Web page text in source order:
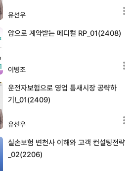
유선우
암으로 계약받는 메디컬 RP_01(2408)
이병조
운전자보험으로 영업 틈새시장 공략하
기!_01(2409)
유선우
실손보험 변천사 이해와 고객 컨설팅전략
_02(2206)